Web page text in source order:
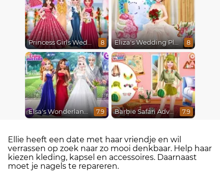
Princess Girls Wedding Trip 8 Eliza's Wedding Planner 8
Elsa's Wonderland Wedding 7.9 Barbie Safari Adventure 7.9
Ellie heeft een date met haar vriendje en wil
verrassen op zoek naar zo mooi denkbaar. Help haar
kiezen kleding, kapsel en accessoires. Daarnaast
moet je nagels te repareren.